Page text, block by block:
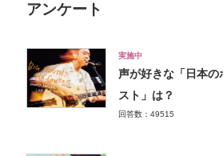
アンケート
実施中
声が好きな「日本の
スト」は？
回答数：49515